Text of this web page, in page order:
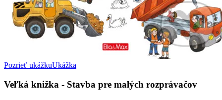
Pozrieť ukážkuUkážka
Veľká knižka - Stavba pre malých rozprávačov